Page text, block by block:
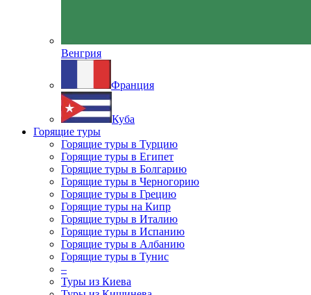
Венгрия
Франция
Куба
Горящие туры
Горящие туры в Турцию
Горящие туры в Египет
Горящие туры в Болгарию
Горящие туры в Черногорию
Горящие туры в Грецию
Горящие туры на Кипр
Горящие туры в Италию
Горящие туры в Испанию
Горящие туры в Албанию
Горящие туры в Тунис
–
Туры из Киева